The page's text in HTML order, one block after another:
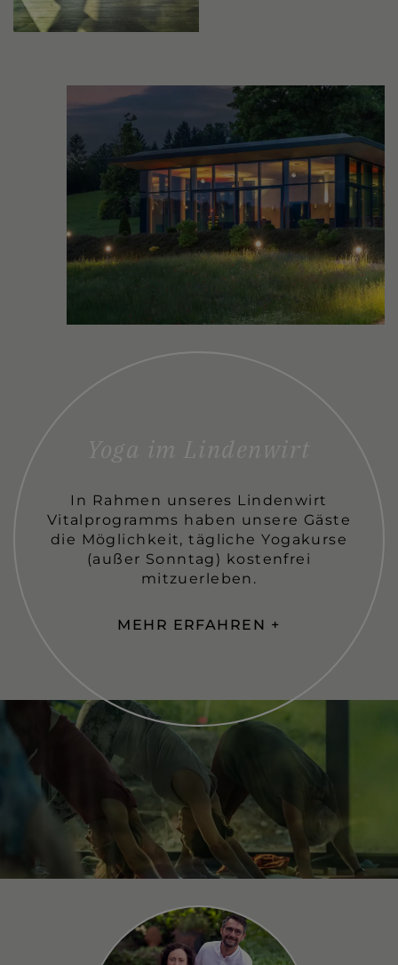
Yoga im Lindenwirt
In Rahmen unseres Lindenwirt
Vitalprogramms haben unsere Gäste
die Möglichkeit, tägliche Yogakurse
(außer Sonntag) kostenfrei
mitzuerleben.
MEHR ERFAHREN